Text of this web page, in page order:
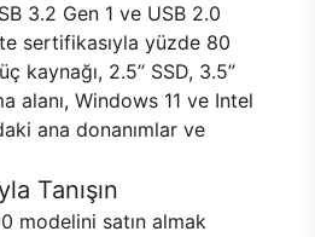
3.2 Gen 1 ve USB 2.0
sertifikasıyla yüzde 80
2.5’’ SSD, 3.5’’
alanı, Windows 11 ve Intel
ana donanımlar ve
Tanışın
modelini satın almak